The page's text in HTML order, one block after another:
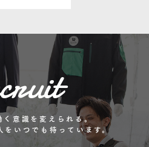
く意識を変えられる。
をいつでも待っています。